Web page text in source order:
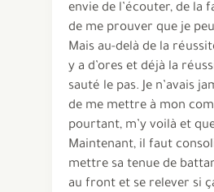
envie de l’écouter, de la
de me prouver que je
Mais au-delà de la
y a d’ores et déjà la
sauté le pas. Je n’avais
de me mettre à mon
pourtant, m’y voilà et
Maintenant, il faut
mettre sa tenue de
au front et se relever si